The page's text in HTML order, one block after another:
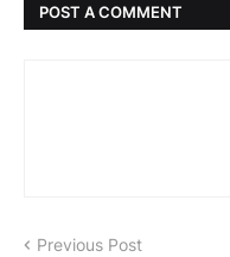
POST A COMMENT
Previous Post